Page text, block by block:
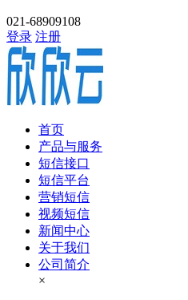
021-68909108
登录 注册
首页
产品与服务
短信接口
短信平台
营销短信
视频短信
新闻中心
关于我们
公司简介
×